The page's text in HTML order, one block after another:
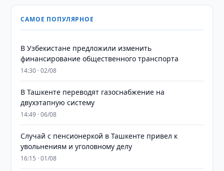
САМОЕ ПОПУЛЯРНОЕ
В Узбекистане предложили изменить
финансирование общественного транспорта
14:30 · 02/08
В Ташкенте переводят газоснабжение на
двухэтапную систему
14:49 · 06/08
Случай с пенсионеркой в Ташкенте привел к
увольнениям и уголовному делу
16:15 · 01/08